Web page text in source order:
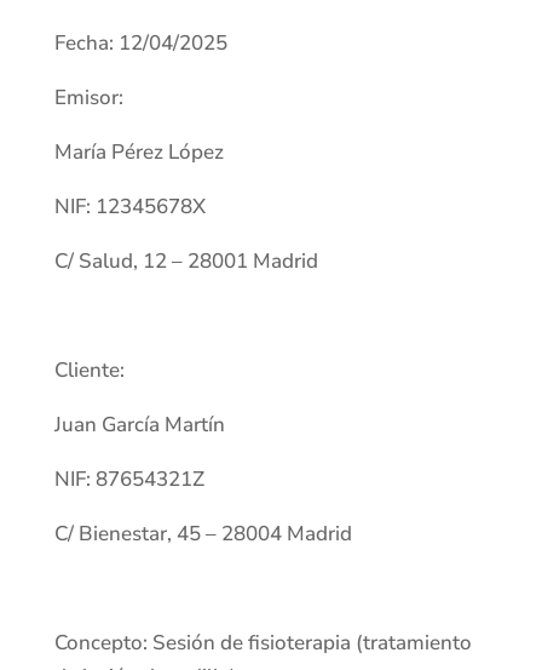
Fecha: 12/04/2025
Emisor:
María Pérez López
NIF: 12345678X
C/ Salud, 12 – 28001 Madrid
Cliente:
Juan García Martín
NIF: 87654321Z
C/ Bienestar, 45 – 28004 Madrid
Concepto: Sesión de fisioterapia (tratamiento